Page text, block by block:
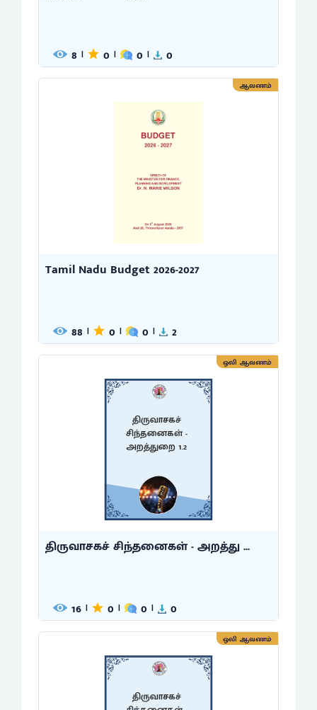
8 | 0 | 0 | 0
ஆவணம்
Tamil Nadu Budget 2026-2027
88 | 0 | 0 | 2
ஒலி ஆவணம்
திருவாசகச்
சிந்தனைகள் -
அறத்துறை 1.2
திருவாசகச் சிந்தனைகள் - அறத்து ...
16 | 0 | 0 | 0
ஒலி ஆவணம்
திருவாசகச்